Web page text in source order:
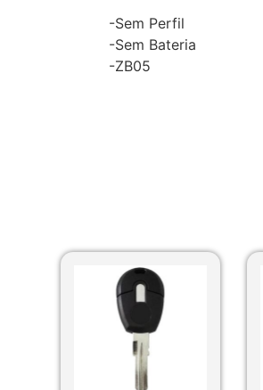
-Sem Perfil
-Sem Bateria
-ZB05